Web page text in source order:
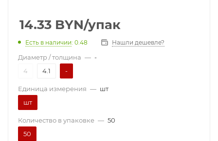
14.33 BYN/упак
Есть в наличии: 0.48 Нашли дешевле?
Диаметр / толщина — -
4
4.1 -
Единица измерения — шт
шт
Количество в упаковке — 50
50